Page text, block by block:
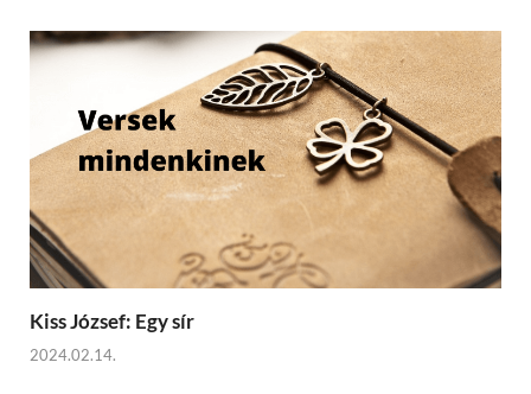
Kiss József: Egy sír
2024.02.14.